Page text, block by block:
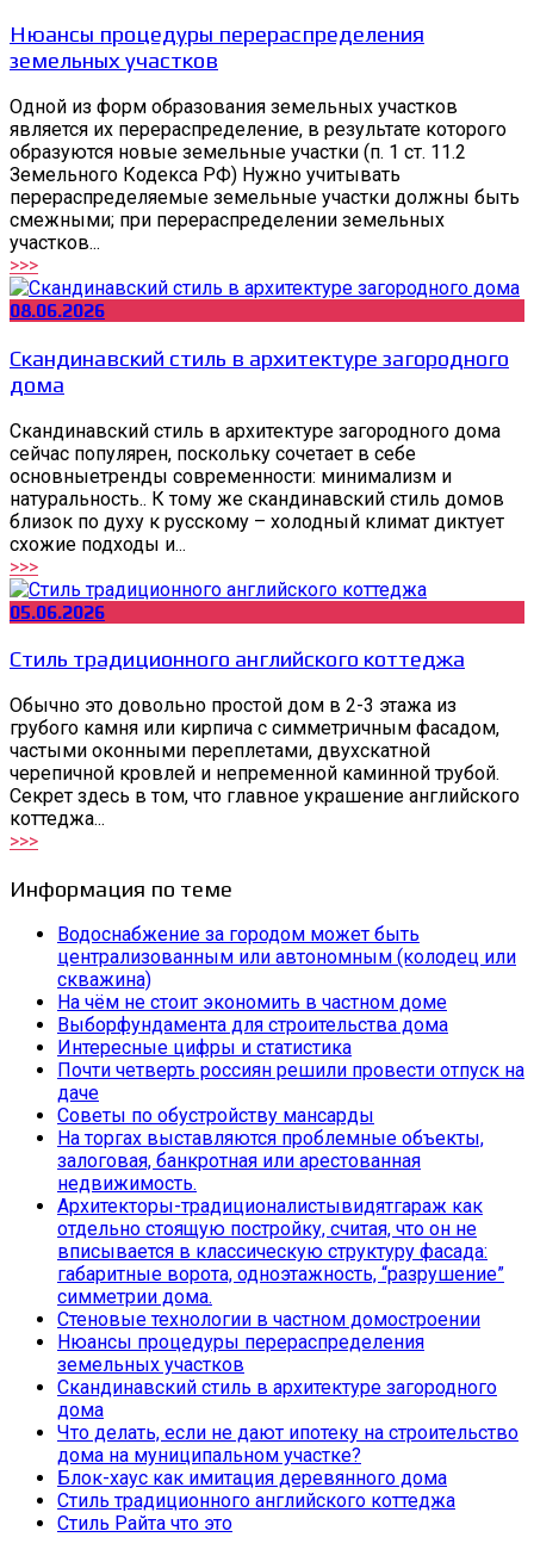
Нюансы процедуры перераспределения
земельных участков
Одной из форм образования земельных участков
является их перераспределение, в результате которого
образуются новые земельные участки (п. 1 ст. 11.2
Земельного Кодекса РФ) Нужно учитывать
перераспределяемые земельные участки должны быть
смежными; при перераспределении земельных
участков...
>>>
08.06.2026
Скандинавский стиль в архитектуре загородного
дома
Скандинавский стиль в архитектуре загородного дома
сейчас популярен, поскольку сочетает в себе
основныетренды современности: минимализм и
натуральность.. К тому же скандинавский стиль домов
близок по духу к русскому – холодный климат диктует
схожие подходы и...
>>>
05.06.2026
Стиль традиционного английского коттеджа
Обычно это довольно простой дом в 2-3 этажа из
грубого камня или кирпича с симметричным фасадом,
частыми оконными переплетами, двухскатной
черепичной кровлей и непременной каминной трубой.
Секрет здесь в том, что главное украшение английского
коттеджа...
>>>
Информация по теме
Водоснабжение за городом может быть
централизованным или автономным (колодец или
скважина)
На чём не стоит экономить в частном доме
Выборфундамента для строительства дома
Интересные цифры и статистика
Почти четверть россиян решили провести отпуск на
даче
Советы по обустройству мансарды
На торгах выставляются проблемные объекты,
залоговая, банкротная или арестованная
недвижимость.
Архитекторы-традиционалистывидятгараж как
отдельно стоящую постройку, считая, что он не
вписывается в классическую структуру фасада:
габаритные ворота, одноэтажность, “разрушение”
симметрии дома.
Стеновые технологии в частном домостроении
Нюансы процедуры перераспределения
земельных участков
Скандинавский стиль в архитектуре загородного
дома
Что делать, если не дают ипотеку на строительство
дома на муниципальном участке?
Блок-хаус как имитация деревянного дома
Стиль традиционного английского коттеджа
Стиль Райта что это